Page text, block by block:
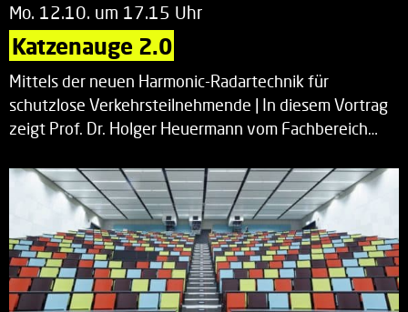
Mo. 12.10. um 17.15 Uhr
Katzenauge 2.0
Mittels der neuen Harmonic-Radartechnik für
schutzlose Verkehrsteilnehmende | In diesem Vortrag
zeigt Prof. Dr. Holger Heuermann vom Fachbereich…